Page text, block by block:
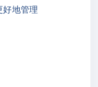
好地管理